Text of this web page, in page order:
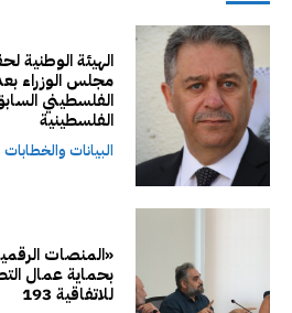
الهيئة الوطنية
مجلس الوزراء
الفلسطيني
الفلسطينية
البيانات والخطابات
«المنصات
بحماية عمال
للاتفاقية 193